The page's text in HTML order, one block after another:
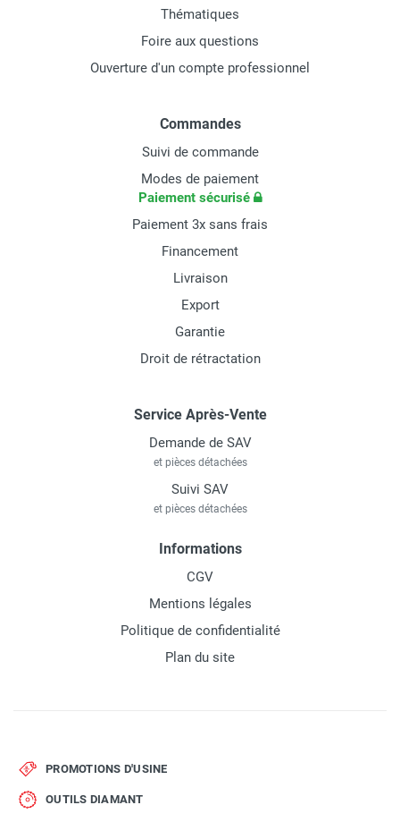
Thématiques
Foire aux questions
Ouverture d'un compte professionnel
Commandes
Suivi de commande
Modes de paiement
Paiement sécurisé
Paiement 3x sans frais
Financement
Livraison
Export
Garantie
Droit de rétractation
Service Après-Vente
Demande de SAV
et pièces détachées
Suivi SAV
et pièces détachées
Informations
CGV
Mentions légales
Politique de confidentialité
Plan du site
PROMOTIONS D'USINE
OUTILS DIAMANT